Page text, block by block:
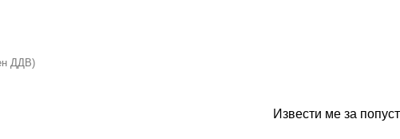
ДДВ)
Извести ме за попуст